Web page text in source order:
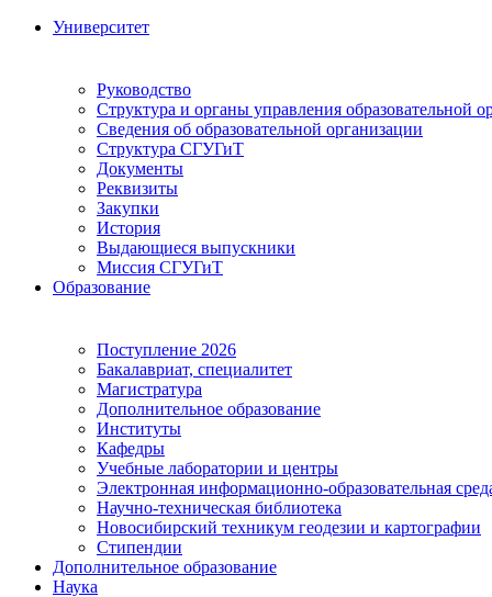
Университет
Руководство
Структура и органы управления образовательной
Сведения об образовательной организации
Структура СГУГиТ
Документы
Реквизиты
Закупки
История
Выдающиеся выпускники
Миссия СГУГиТ
Образование
Поступление 2026
Бакалавриат, специалитет
Магистратура
Дополнительное образование
Институты
Кафедры
Учебные лаборатории и центры
Электронная информационно-образовательная
Научно-техническая библиотека
Новосибирский техникум геодезии и картографии
Стипендии
Дополнительное образование
Наука